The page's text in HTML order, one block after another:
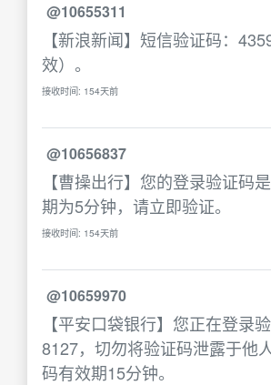
@10655311
【新浪新闻】短信验证码：
效）。
接收时间: 154天前
@10656837
【曹操出行】您的登录验证码
期为5分钟，请立即验证。
接收时间: 154天前
@10659970
【平安口袋银行】您正在登录
8127，切勿将验证码泄露于他
码有效期15分钟。